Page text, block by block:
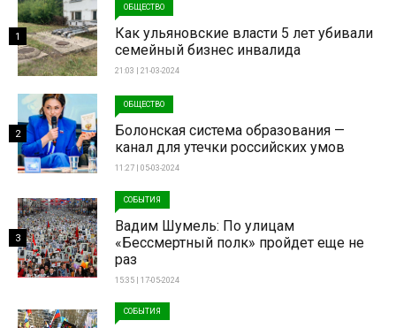
ОБЩЕСТВО
Как ульяновские власти 5 лет убивали
семейный бизнес инвалида
21:03 | 21-03-2024
1
ОБЩЕСТВО
Болонская система образования —
канал для утечки российских умов
11:27 | 05-03-2024
2
СОБЫТИЯ
Вадим Шумель: По улицам
«Бессмертный полк» пройдет еще не
раз
15:35 | 17-05-2024
3
СОБЫТИЯ